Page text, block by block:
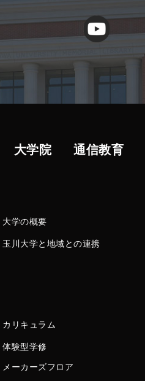
大学院 通信教育
大学の概要
玉川大学と地域との連携
カリキュラム
体験型学修
メーカーズフロア